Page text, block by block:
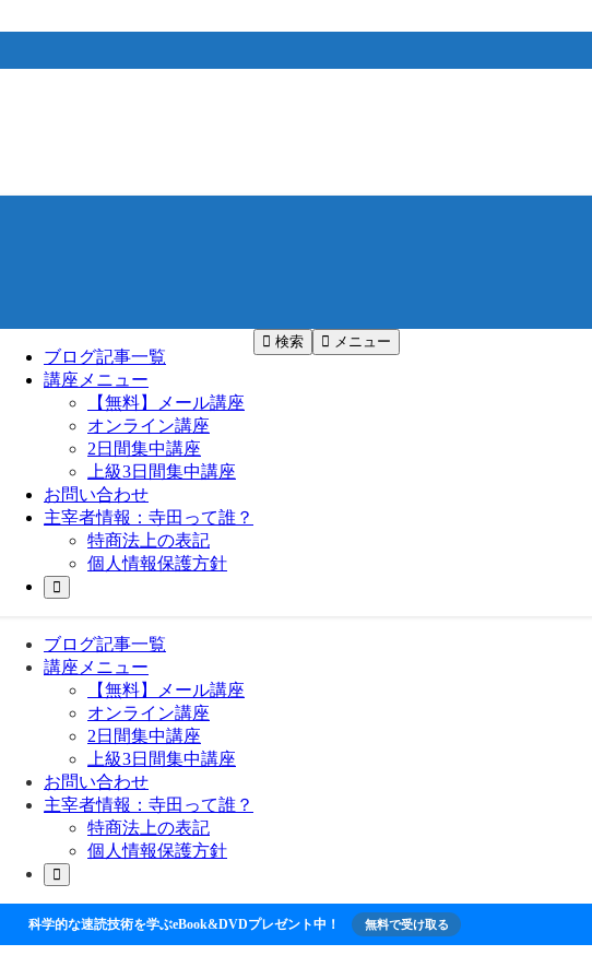
ブログ記事一覧
講座メニュー
【無料】メール講座
オンライン講座
2日間集中講座
上級3日間集中講座
お問い合わせ
主宰者情報：寺田って誰？
特商法上の表記
個人情報保護方針
検索 メニュー
ブログ記事一覧
講座メニュー
【無料】メール講座
オンライン講座
2日間集中講座
上級3日間集中講座
お問い合わせ
主宰者情報：寺田って誰？
特商法上の表記
個人情報保護方針
科学的な速読技術を学ぶeBook&DVDプレゼント中！ 無料で受け取る